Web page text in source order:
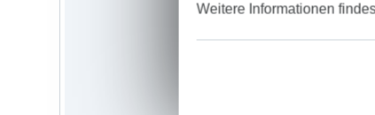
Weitere Informationen